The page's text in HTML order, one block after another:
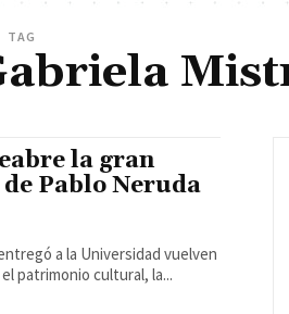
TAG
la gran
Pablo Neruda
a la Universidad vuelven
patrimonio cultural, la...